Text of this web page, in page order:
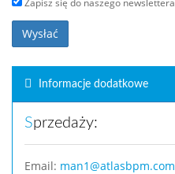
Zapisz się do naszego newslettera
Wysłać
Informacje dodatkowe
Sprzedaży:
Email: man1@atlasbpm.com